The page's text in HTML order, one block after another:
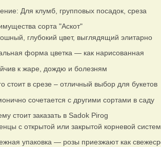
Для клумб, групповых посадок, среза
сорта "Аскот"
глубокий цвет, выглядящий элитарно
форма цветка — как нарисованная
к жаре, дождю и болезням
стоит в срезе – отличный выбор для букетов
сочетается с другими сортами в саду
стоит заказать в Sadok Pirog
с открытой или закрытой корневой
упаковка — розы приезжают как